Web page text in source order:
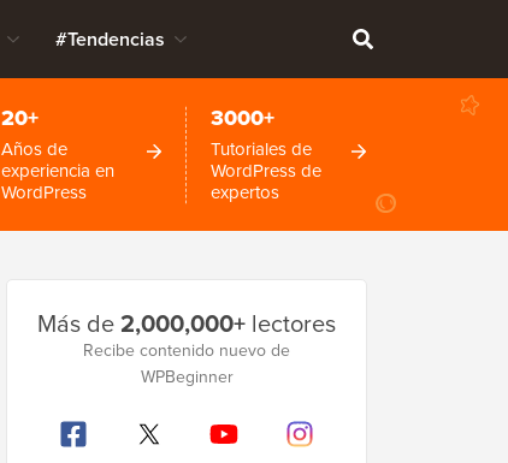
#Tendencias
20+
Años de
experiencia en
WordPress
3000+
Tutoriales de
WordPress de
expertos
lateral
Más de2,000,000+ lectores
Recibe contenido nuevo de
WPBeginner